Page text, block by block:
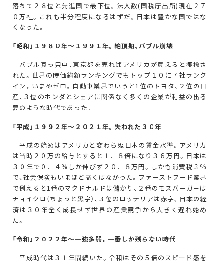
落ちて２８位と先進国で最下位。法人数(国税庁出所)現在２７
０万社。これも半分程度になるはずだ。日本は豊かな国ではな
くなった。
「昭和」１９８０年～１９９１年。絶頂期、バブル崩壊
バブル真っ只中、東京都を売ればアメリカが買えると揶揄さ
れた。世界の時価総額ランキングでもトップ１０に７社ランク
イン。いまやゼロ。自動車業界でいうと1位のトヨタ、２位の日
産、３位のホンダとシェアに関係なく多くの企業が利益の出る
夢のような時代であった。
「平成」１９９２年〜 ２０２１年。失われた ３０年
平成の始めはアメリカと変わらぬ日本の賃金水準。アメリカ
は当時２０万の給与とすると１．８倍になり３６万円。日本は
３０年で０．４％しか伸びず２０．８万円。しかも消費税３％
で、社会保険もいまほど高くはなかった。ファーストフード業界
で例えると1番のマクドナルドは儲かり、２番のモスバーガーは
チョイクロ（ちょっと黒字）、３位のロッテリアは赤字。日本の経
済は３０年全く成長せず世界の産業競争から大きく遅れ始め
た。
「令和」 ２０２２年～一強多弱。一番しか残らない時代
平成時代は３１年間続いた。令和はその５倍のスピード感を